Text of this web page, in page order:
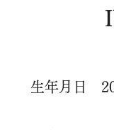
生年月日